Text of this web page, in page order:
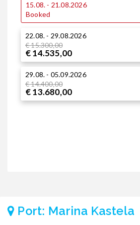
15.08. - 21.08.2026
Booked
22.08. - 29.08.2026
€ 15.300,00
€ 14.535,00
29.08. - 05.09.2026
€ 14.400,00
€ 13.680,00
Port: Marina Kastela